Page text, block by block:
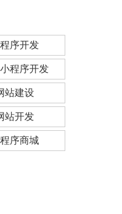
序开发
程序开发
站建设
站开发
序商城